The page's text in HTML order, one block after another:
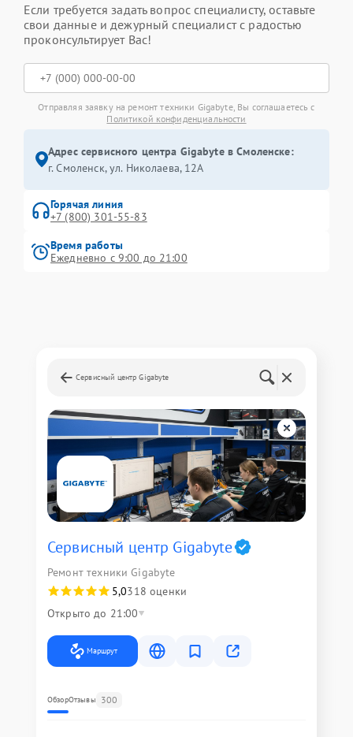
Если требуется задать вопрос специалисту, оставьте
свои данные и дежурный специалист с радостью
проконсультирует Вас!
Отправляя заявку на ремонт техники Gigabyte, Вы соглашаетесь с
Политикой конфиденциальности
Адрес сервисного центра Gigabyte в Смоленске:
г. Смоленск, ул. Николаева, 12А
Горячая линия
+7 (800) 301-55-83
Время работы
Ежедневно с 9:00 до 21:00
Сервисный центр Gigabyte
Сервисный центр Gigabyte
Ремонт техники Gigabyte
5,0318 оценки
Открыто до 21:00
Маршрут
ОбзорОтзывы 300